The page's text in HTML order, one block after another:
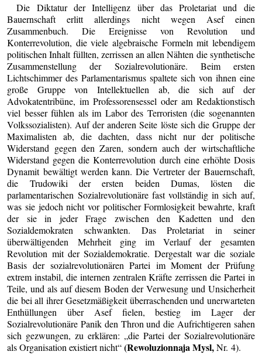
Die Diktatur der Intelligenz über das Proletariat und die
Bauernschaft erlitt allerdings nicht wegen Asef einen
Zusammenbuch. Die Ereignisse von Revolution und
Konterrevolution, die viele algebraische Formeln mit lebendigem
politischen Inhalt füllten, zerrissen an allen Nähten die synthetische
Zusammenstellung der Sozialrevolutionäre. Beim ersten
Lichtschimmer des Parlamentarismus spaltete sich von ihnen eine
große Gruppe von Intellektuellen ab, die sich auf der
Advokatentribüne, im Professorensessel oder am Redaktionstisch
viel besser fühlen als im Labor des Terroristen (die sogenannten
Volkssozialisten). Auf der anderen Seite löste sich die Gruppe der
Maximalisten ab, die dachten, dass nicht nur der politische
Widerstand gegen den Zaren, sondern auch der wirtschaftliche
Widerstand gegen die Konterrevolution durch eine erhöhte Dosis
Dynamit bewältigt werden kann. Die Vertreter der Bauernschaft,
die Trudowiki der ersten beiden Dumas, lösten die
parlamentarischen Sozialrevolutionäre fast vollständig in sich auf,
was sie jedoch nicht vor politischer Formlosigkeit bewahrte, kraft
der sie in jeder Frage zwischen den Kadetten und den
Sozialdemokraten schwankten. Das Proletariat in seiner
überwältigenden Mehrheit ging im Verlauf der gesamten
Revolution mit der Sozialdemokratie. Dergestalt war die soziale
Basis der sozialrevolutionären Partei im Moment der Prüfung
extrem instabil, die internen zentralen Kräfte zerrissen die Partei in
Teile, und als auf diesem Boden der Verwesung und Unsicherheit
die bei all ihrer Gesetzmäßigkeit überraschenden und unerwarteten
Enthüllungen über Asef fielen, bestieg im Lager der
Sozialrevolutionäre Panik den Thron und die Aufrichtigeren sahen
sich gezwungen, zu erklären: „die Partei der Sozialrevolutionäre
als Organisation existiert nicht“(Rewoluzionnaja Mysl,Nr. 4).